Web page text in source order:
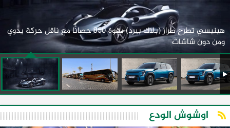
هينيسي تطرح طراز (بلاك بيرد) بقوة 850 حصانًا مع ناقل حركة يدوي
ومن دون شاشات
اوشوش الودع